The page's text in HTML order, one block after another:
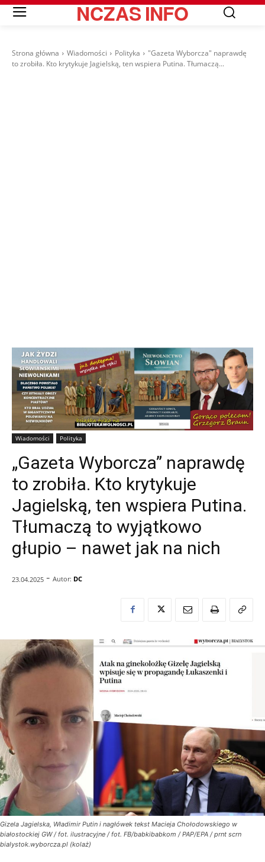
NCZASINFO
Strona główna Wiadomości Polityka
"Gazeta Wyborcza" naprawdę
to zrobiła. Kto krytykuje Jagielską, ten wspiera Putina. Tłumaczą...
Wiadomości Polityka
„Gazeta Wyborcza” naprawdę
to zrobiła. Kto krytykuje
Jagielską, ten wspiera Putina.
Tłumaczą to wyjątkowo
głupio – nawet jak na nich
23.04.2025 - Autor: DC
Gizela Jagielska, Władimir Putin i nagłówek tekst Macieja Chołodowskiego w
białostockiej GW / fot. ilustracyjne / fot. FB/babkibabkom / PAP/EPA / prnt scrn
bialystok.wyborcza.pl (kolaż)